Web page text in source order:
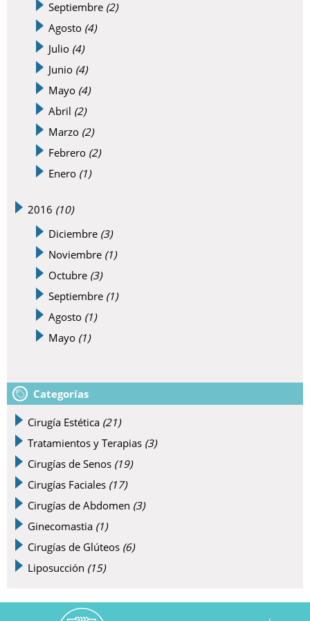
Septiembre (2)
Agosto (4)
Julio (4)
Junio (4)
Mayo (4)
Abril (2)
Marzo (2)
Febrero (2)
Enero (1)
2016 (10)
Diciembre (3)
Noviembre (1)
Octubre (3)
Septiembre (1)
Agosto (1)
Mayo (1)
Categorías
Cirugía Estética (21)
Tratamientos y Terapias (3)
Cirugías de Senos (19)
Cirugías Faciales (17)
Cirugías de Abdomen (3)
Ginecomastia (1)
Cirugías de Glúteos (6)
Liposucción (15)